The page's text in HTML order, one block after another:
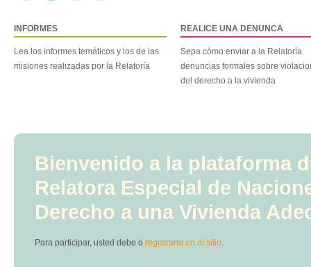
INFORMES
Lea los informes temáticos y los de las
misiones realizadas por la Relatoría
REALICE UNA DENUNCA
Sepa cómo enviar a la Relatoría
denuncias formales sobre
del derecho a la vivienda
Bienvenido a la plataforma
Relatora Especial de
Derecho a una Vivienda
Para participar, usted debe o registrarte en el sitio.